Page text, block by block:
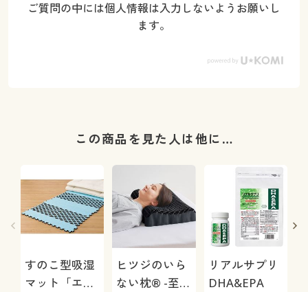
ご質問の中には個人情報は入力しないようお願いし
ます。
この商品を見た人は他に…
すのこ型吸湿
マット「エア
ヒツジのいら
ない枕® -至
リアルサプリ
DHA&EPA